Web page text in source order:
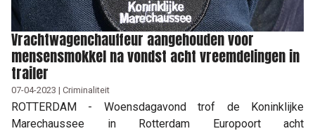
Vrachtwagenchauffeur aangehouden voor
mensensmokkel na vondst acht vreemdelingen in
trailer
07-04-2023 | Criminaliteit
ROTTERDAM - Woensdagavond trof de Koninklijke
Marechaussee in Rotterdam Europoort acht